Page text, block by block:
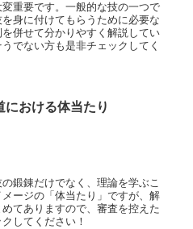
重要です。一般的な技の一つで
身に付けてもらうために必要な
併せて分かりやすく解説してい
でない方も是非チェックしてく
における体当たり
鍛錬だけでなく、理論を学ぶこ
ージの「体当たり」ですが、解
てありますので、審査を控えた
してください！